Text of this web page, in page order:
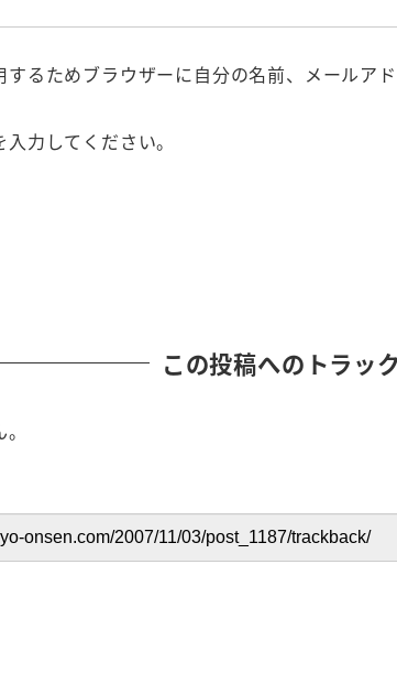
るためブラウザーに自分の名前、メールア
力してください。
この投稿へのトラッ